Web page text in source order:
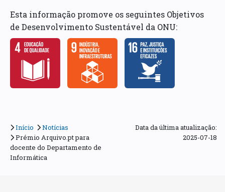
Esta informação promove os seguintes Objetivos
de Desenvolvimento Sustentável da ONU:
Início
Notícias
Prémio Arquivo.pt para
docente do Departamento de
Informática
Data da última atualização:
2025-07-18